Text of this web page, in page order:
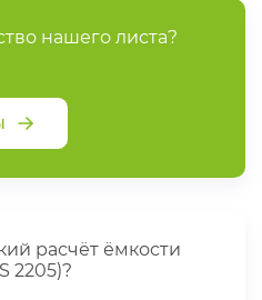
нашего листа?
расчёт ёмкости
2205)?